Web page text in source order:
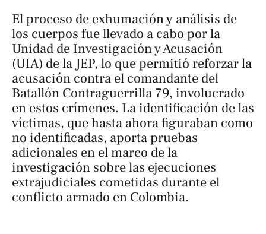
El proceso de exhumación y análisis de
los cuerpos fue llevado a cabo por la
Unidad de Investigación y Acusación
(UIA) de la JEP, lo que permitió reforzar la
acusación contra el comandante del
Batallón Contraguerrilla 79, involucrado
en estos crímenes. La identificación de las
víctimas, que hasta ahora figuraban como
no identificadas, aporta pruebas
adicionales en el marco de la
investigación sobre las ejecuciones
extrajudiciales cometidas durante el
conflicto armado en Colombia.